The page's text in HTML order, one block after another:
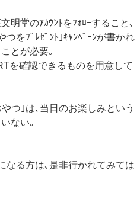
明堂のｱｶｳﾝﾄをﾌｫﾛｰすること､
をﾌﾟﾚｾﾞﾝﾄ｣ｷｬﾝﾍﾟｰﾝが書かれ
とが必要｡
を確認できるものを用意して
つ｣は､当日のお楽しみという
ない｡
なる方は､是非行かれてみては